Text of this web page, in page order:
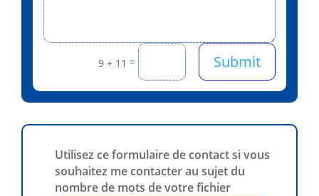
9 + 11 = Submit
Utilisez ce formulaire de contact si vous
souhaitez me contacter au sujet du
nombre de mots de votre fichier